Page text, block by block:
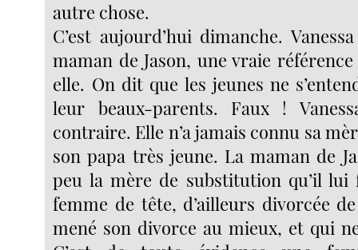
autre chose.
C’est aujourd’hui dimanche.
maman de Jason, une vraie
elle. On dit que les jeunes ne
leur beaux-parents. Faux !
contraire. Elle n’a jamais connu sa
son papa très jeune. La maman de
peu la mère de substitution qu’il lui
femme de tête, d’ailleurs divorcée
mené son divorce au mieux, et qui